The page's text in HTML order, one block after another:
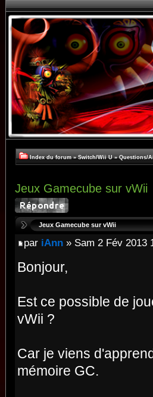
Index du forum » Switch/Wii U » Questions/
Jeux Gamecube sur vWii
Jeux Gamecube sur vWii
par iAnn » Sam 2 Fév 2013
Bonjour,
Est ce possible de
vWii ?
Car je viens
mémoire GC.